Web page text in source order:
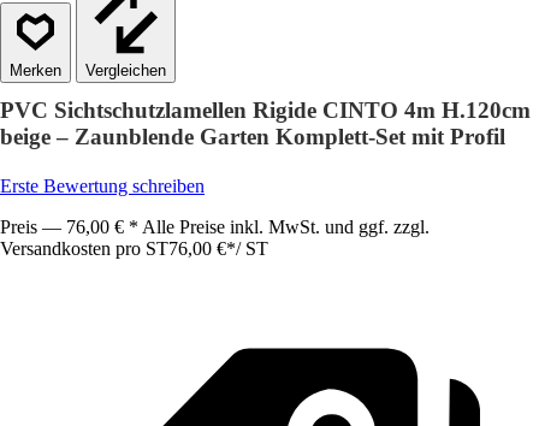
Vergleichen
PVC Sichtschutzlamellen Rigide CINTO 4m H.120cm
beige – Zaunblende Garten Komplett-Set mit Profil
Erste Bewertung schreiben
Preis — 76,00 € * Alle Preise inkl. MwSt. und ggf. zzgl.
Versandkosten pro ST76,00 €*/ ST